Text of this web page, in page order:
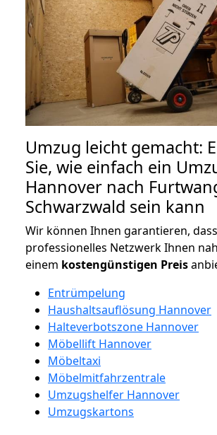
Umzug leicht gemacht:
Sie, wie einfach ein
Hannover nach
Schwarzwald sein kann
Wir können Ihnen garantieren,
professionelles Netzwerk Ihnen
einem kostengünstigen Preis
Entrümpelung
Haushaltsauflösung Hannover
Halteverbotszone Hannover
Möbellift Hannover
Möbeltaxi
Möbelmitfahrzentrale
Umzugshelfer Hannover
Umzugskartons